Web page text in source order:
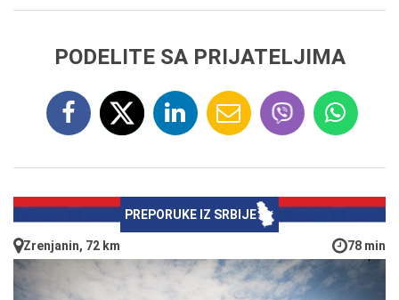
PODELITE SA PRIJATELJIMA
PREPORUKE IZ SRBIJE
Zrenjanin, 72 km 78 min